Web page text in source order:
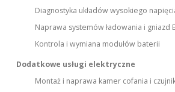
Diagnostyka układów wysokiego
Naprawa systemów ładowania i gniazd
Kontrola i wymiana modułów baterii
Dodatkowe usługi elektryczne
Montaż i naprawa kamer cofania i